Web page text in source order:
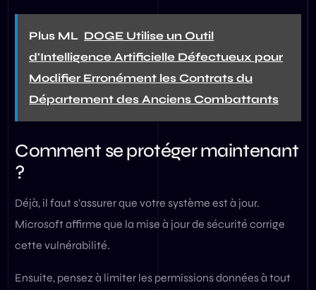
Plus ML DOGE Utilise un Outil
d'Intelligence Artificielle Défectueux pour
Modifier Erronément les Contrats du
Département des Anciens Combattants
Comment se protéger maintenant
?
Déjà, il faut s’assurer que votre système est à jour.
Microsoft affirme que la mise à jour de sécurité corrige
cette vulnérabilité.
Ensuite, pensez à limiter les permissions données à tout